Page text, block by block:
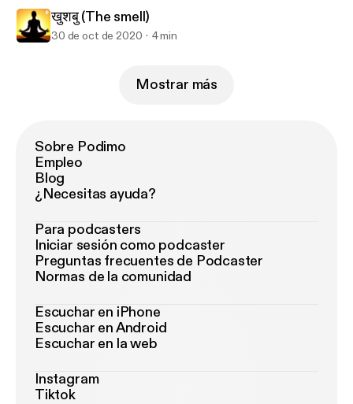
खुशबु (The smell)
30 de oct de 2020 4 min
Mostrar más
Sobre Podimo
Empleo
Blog
¿Necesitas ayuda?
Para podcasters
Iniciar sesión como podcaster
Preguntas frecuentes de Podcaster
Normas de la comunidad
Escuchar en iPhone
Escuchar en Android
Escuchar en la web
Instagram
Tiktok